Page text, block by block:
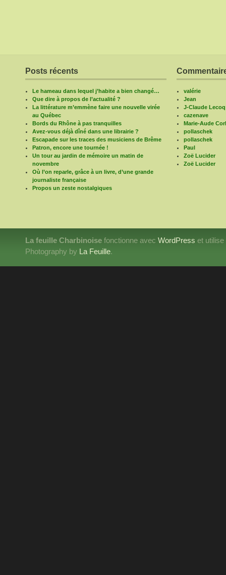
Posts récents
Le hameau dans lequel j’habite a bien changé…
Que dire à propos de l’actualité ?
La littérature m’emmène faire une nouvelle virée
au Québec
Bords du Rhône à pas tranquilles
Avez-vous déjà dîné dans une librairie ?
Escapade sur les traces des musiciens de Brême
Patron, encore une tournée !
Un tour au jardin de mémoire un matin de
novembre
Où l’on reparle, grâce à un livre, d’une grande
journaliste française
Propos un zeste nostalgiques
valérie
Jean
J-Claude Lecoq
cazenave
Marie-Aude
pollaschek
pollaschek
Paul
Zoë Lucider
Zoë Lucider
La feuille Charbinoise fonctionne avec WordPress et
Photography by La Feuille.